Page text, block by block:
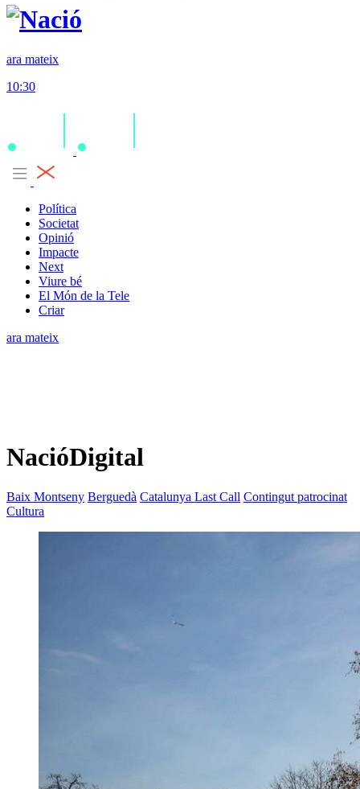
ara mateix
10:30
Política
Societat
Opinió
Impacte
Next
Viure bé
El Món de la Tele
Criar
ara mateix
NacióDigital
Baix Montseny Berguedà Catalunya Last Call Contingut patrocinat
Cultura